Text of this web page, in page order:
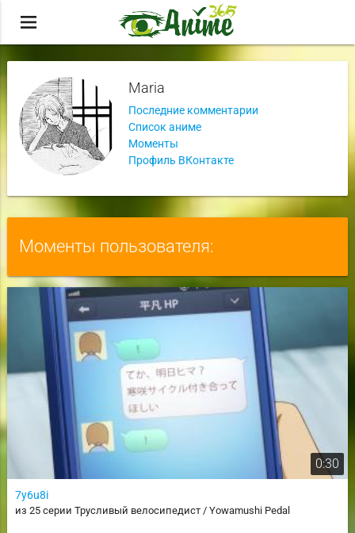
menu
Maria
Последние комментарии
Список аниме
Моменты
Профиль ВКонтакте
Моменты пользователя:
0:30
7y6u8i
из 25 серии Трусливый велосипедист / Yowamushi Pedal